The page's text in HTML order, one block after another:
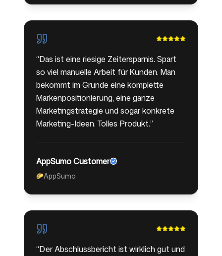
“Das ist eine riesige Zeitersparnis. Spart
so viel manuelle Arbeit für Kunden. Man
bekommt im Grunde eine komplette
Markenpositionierung, eine ganze
Marketingstrategie und sogar konkrete
Marketing-Ideen. Tolles Produkt.”
AppSumo Customer
🌮AppSumo
“Der Abschlussbericht ist wirklich gut und